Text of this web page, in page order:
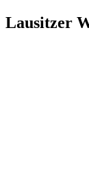
Lausitzer